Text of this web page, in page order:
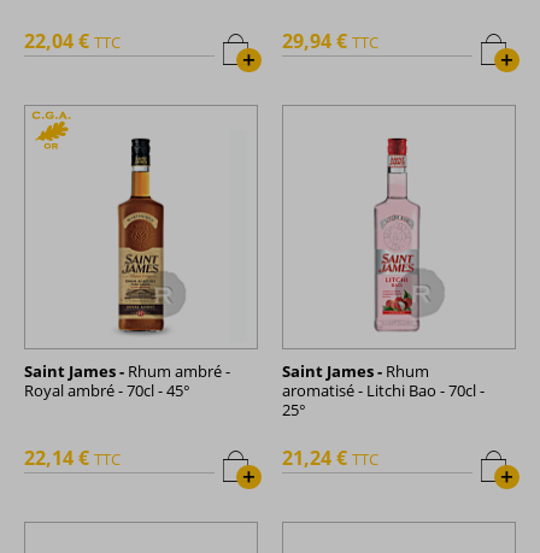
+
22,04 € TTC
+
29,94 € TTC
Saint James - Rhum ambré -
Royal ambré - 70cl - 45°
+
22,14 € TTC
Saint James - Rhum
aromatisé - Litchi Bao - 70cl -
25°
+
21,24 € TTC